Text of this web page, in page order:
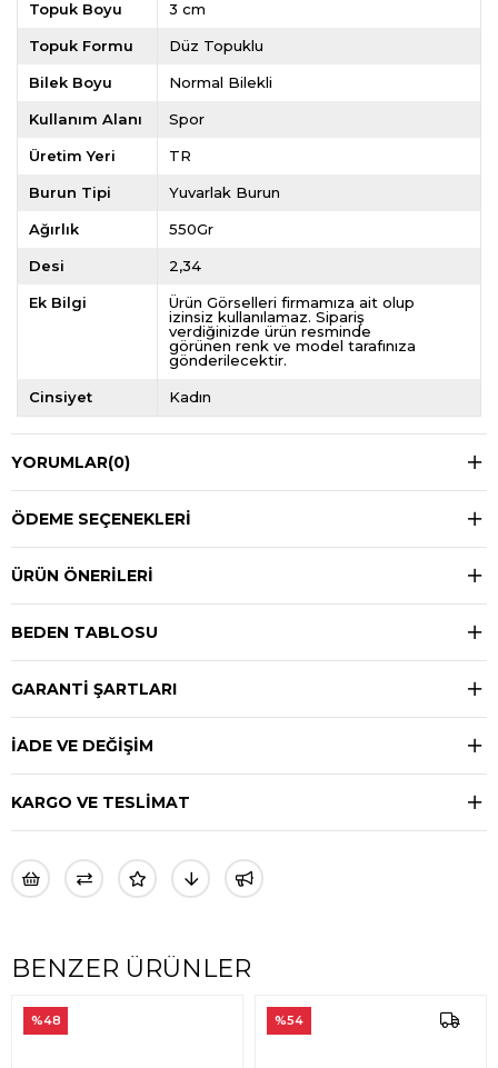
Topuk Boyu 3 cm
Topuk Formu Düz Topuklu
Bilek Boyu Normal Bilekli
Kullanım Alanı Spor
Üretim Yeri TR
Burun Tipi Yuvarlak Burun
Ağırlık 550Gr
Desi 2,34
Ek Bilgi
Ürün Görselleri firmamıza ait olup
izinsiz kullanılamaz. Sipariş
verdiğinizde ürün resminde
görünen renk ve model tarafınıza
gönderilecektir.
Cinsiyet Kadın
YORUMLAR(0)
ÖDEME SEÇENEKLERI
ÜRÜN ÖNERILERI
BEDEN TABLOSU
GARANTİ ŞARTLARI
İADE VE DEĞİŞİM
KARGO VE TESLİMAT
BENZER ÜRÜNLER
%48 %54